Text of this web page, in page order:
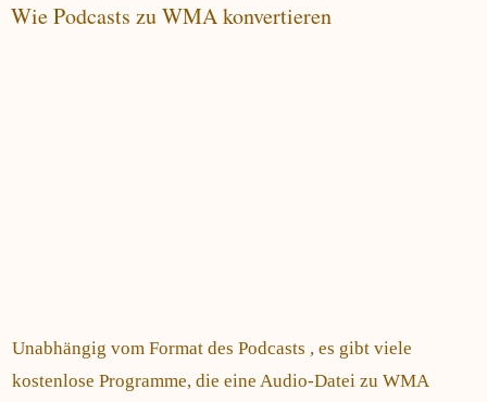
Wie Podcasts zu WMA konvertieren
Unabhängig vom Format des Podcasts , es gibt viele
kostenlose Programme, die eine Audio-Datei zu WMA